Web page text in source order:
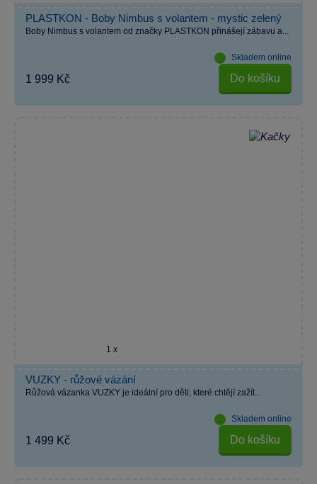
PLASTKON - Boby Nimbus s volantem - mystic zelený
Boby Nimbus s volantem od značky PLASTKON přinášejí zábavu a...
Skladem online
1 999 Kč Do košíku
1 x
VUZKY - růžové vázání
Růžová vázanka VUZKY je ideální pro děti, které chtějí zažít...
Skladem online
1 499 Kč Do košíku